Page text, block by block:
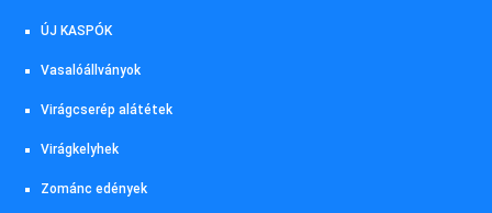
ÚJ KASPÓK
Vasalóállványok
Virágcserép alátétek
Virágkelyhek
Zománc edények